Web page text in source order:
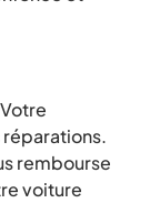
Votre
rembourse
voiture